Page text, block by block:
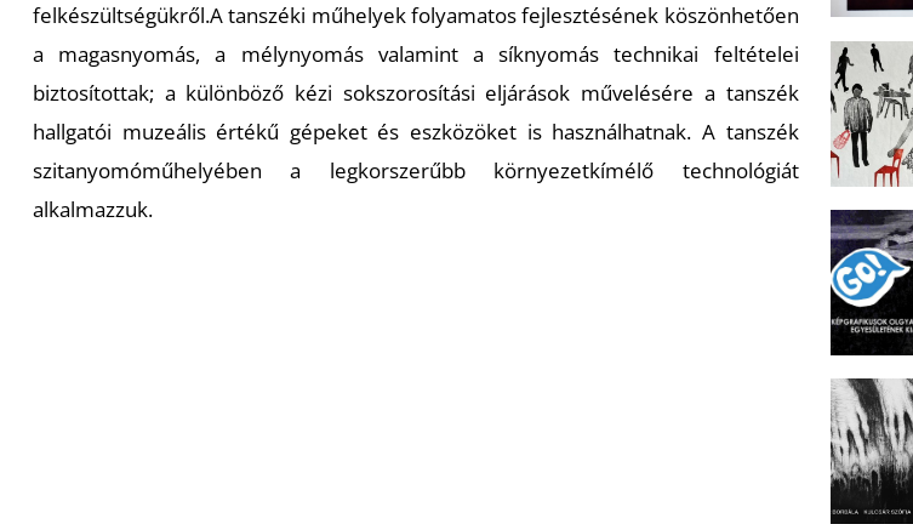
felkészültségükről.A tanszéki műhelyek folyamatos fejlesztésének köszönhetően
a magasnyomás, a mélynyomás valamint a síknyomás technikai feltételei
biztosítottak; a különböző kézi sokszorosítási eljárások művelésére a tanszék
hallgatói muzeális értékű gépeket és eszközöket is használhatnak. A tanszék
szitanyomóműhelyében a legkorszerűbb környezetkímélő technológiát
alkalmazzuk.